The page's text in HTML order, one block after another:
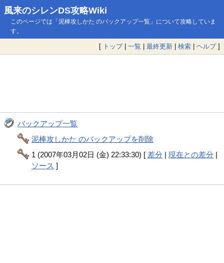
風来のシレンDS攻略Wiki
このページでは「泥棒攻しかた のバックアップ一覧」について攻略していま
す。
[ トップ| 一覧 | 最終更新 | 検索 | ヘルプ]
バックアップ一覧
泥棒攻しかた のバックアップを削除
1 (2007年03月02日 (金) 22:33:30) [ 差分 |現在との差分 |
ソース ]